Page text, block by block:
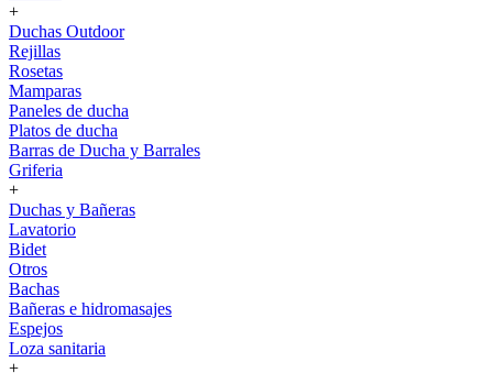
+
Duchas Outdoor
Rejillas
Rosetas
Mamparas
Paneles de ducha
Platos de ducha
Barras de Ducha y Barrales
Griferia
+
Duchas y Bañeras
Lavatorio
Bidet
Otros
Bachas
Bañeras e hidromasajes
Espejos
Loza sanitaria
+